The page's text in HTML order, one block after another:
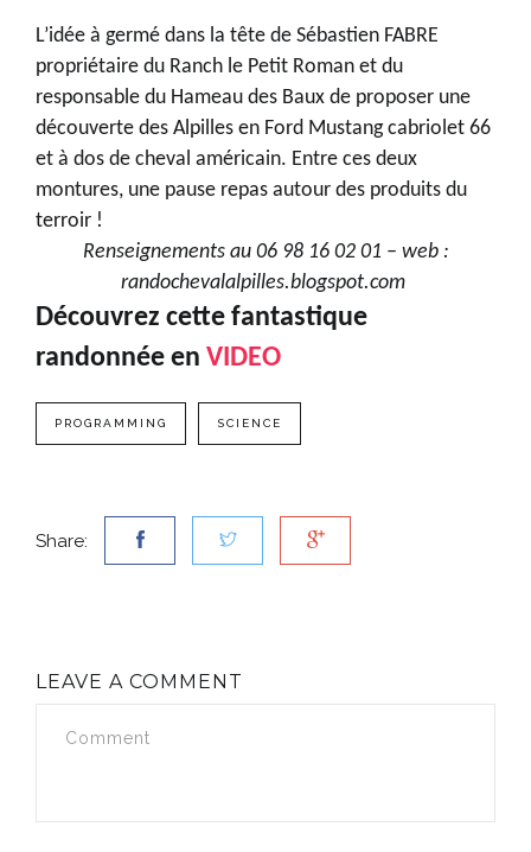
L’idée à germé dans la tête de Sébastien FABRE
propriétaire du Ranch le Petit Roman et du
responsable du Hameau des Baux de proposer une
découverte des Alpilles en Ford Mustang cabriolet 66
et à dos de cheval américain. Entre ces deux
montures, une pause repas autour des produits du
terroir !
Renseignements au 06 98 16 02 01 – web :
randochevalalpilles.blogspot.com
Découvrez cette fantastique
randonnée en VIDEO
PROGRAMMING SCIENCE
Share:
LEAVE A COMMENT